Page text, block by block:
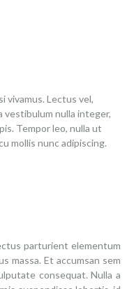
vivamus. Lectus vel,
vestibulum nulla integer,
Tempor leo, nulla ut
mollis nunc adipiscing.
parturient elementum
massa. Et accumsan sem
consequat. Nulla a